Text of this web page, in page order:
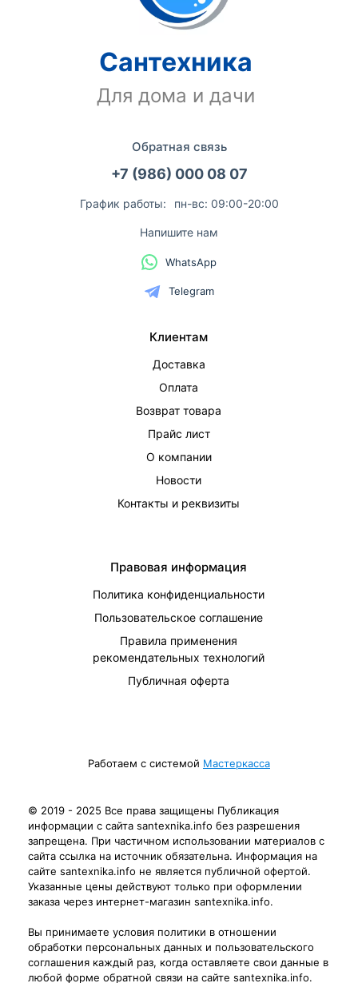
Сантехника
Для дома и дачи
Обратная связь
+7 (986) 000 08 07
График работы: пн-вс: 09:00-20:00
Напишите нам
WhatsApp
Telegram
Клиентам
Доставка
Оплата
Возврат товара
Прайс лист
О компании
Новости
Контакты и реквизиты
Правовая информация
Политика конфиденциальности
Пользовательское соглашение
Правила применения
рекомендательных технологий
Публичная оферта
Работаем с системой Мастеркасса
© 2019 - 2025 Все права защищены Публикация
информации с сайта santexnika.info без разрешения
запрещена. При частичном использовании материалов с
сайта ссылка на источник обязательна. Информация на
сайте santexnika.info не является публичной офертой.
Указанные цены действуют только при оформлении
заказа через интернет-магазин santexnika.info.
Вы принимаете условия политики в отношении
обработки персональных данных и пользовательского
соглашения каждый раз, когда оставляете свои данные в
любой форме обратной связи на сайте santexnika.info.